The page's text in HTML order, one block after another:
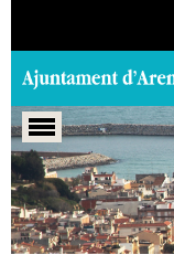
Portada > Regidories